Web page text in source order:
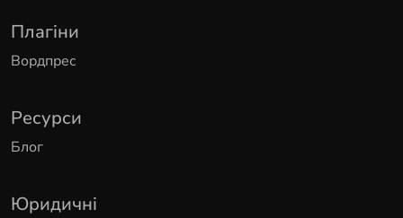
Плагіни
Вордпрес
Ресурси
Блог
Юридичні